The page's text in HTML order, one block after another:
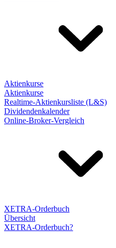
Aktienkurse
Aktienkurse
Realtime-Aktienkursliste (L&S)
Dividendenkalender
Online-Broker-Vergleich
XETRA-Orderbuch
Übersicht
XETRA-Orderbuch?